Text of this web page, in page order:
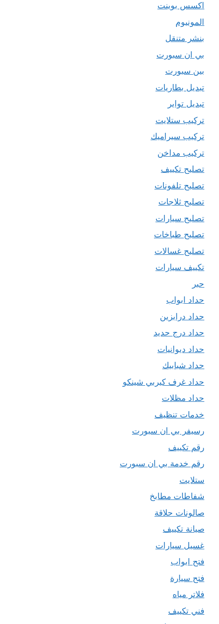
اكسس بوينت
المونيوم
بنشر متنقل
بي ان سبورت
بين سبورت
تبديل بطاريات
تبديل تواير
تركيب ستلايت
تركيب سيراميك
تركيب مداخن
تصليح تكييف
تصليح تلفونات
تصليح ثلاجات
تصليح سيارات
تصليح طباخات
تصليح غسالات
تكييف سيارات
حبر
حداد ابواب
حداد درابزين
حداد درج حديد
حداد ديوانيات
حداد شبابيك
حداد غرف كيربي شينكو
حداد مظلات
خدمات تنظيف
رسيفر بي ان سبورت
رقم تكييف
رقم خدمة بي ان سبورت
ستلايت
شفاطات مطابخ
صالونات حلاقة
صيانة تكييف
غسيل سيارات
فتح ابواب
فتح سيارة
فلاتر مياه
فني تكييف